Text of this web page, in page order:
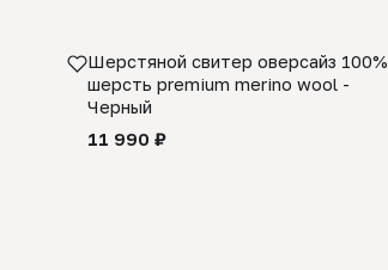
Шерстяной свитер оверсайз 100%
шерсть premium merino wool -
Черный
11 990 ₽